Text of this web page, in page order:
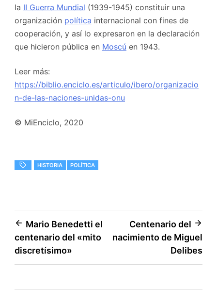
la II Guerra Mundial (1939-1945) constituir una
organización política internacional con fines de
cooperación, y así lo expresaron en la declaración
que hicieron pública en Moscú en 1943.
Leer más:
https://biblio.enciclo.es/articulo/ibero/organizacio
n-de-las-naciones-unidas-onu
© MiEnciclo, 2020
HISTORIA POLÍTICA
Navegación
de
entradas
Mario Benedetti el
centenario del «mito
discretísimo»
Centenario del
nacimiento de Miguel
Delibes